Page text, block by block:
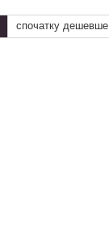
спочатку дешевше